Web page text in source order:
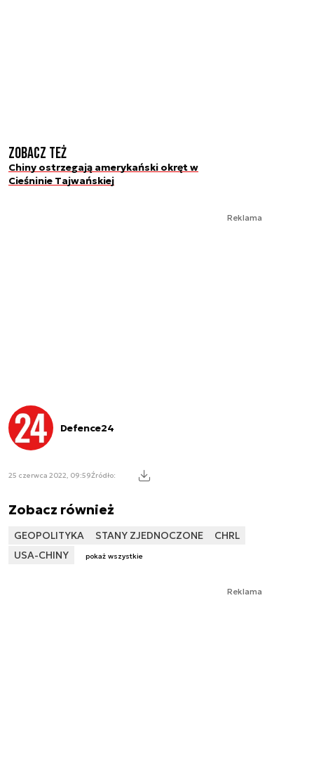
Zobacz też
Chiny ostrzegają amerykański okręt w
Cieśninie Tajwańskiej
Reklama
Defence24
25 czerwca 2022, 09:59Źródło:
Zobacz również
GEOPOLITYKA STANY ZJEDNOCZONE
CHRL
USA-CHINY
pokaż wszystkie
Reklama